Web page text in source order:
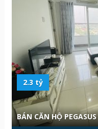
2.3 tỷ
BÁN CĂN HỘ